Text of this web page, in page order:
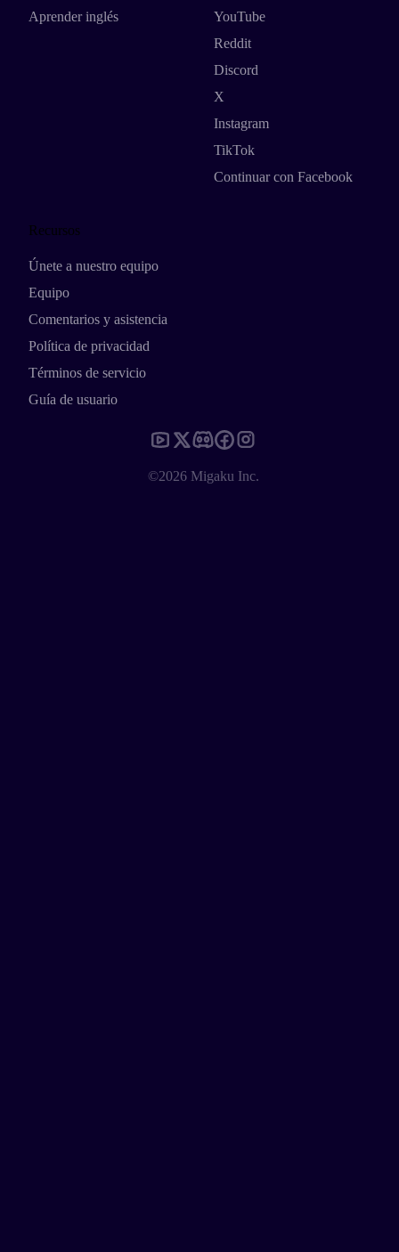
Aprender inglés
YouTube
Reddit
Discord
X
Instagram
TikTok
Continuar con Facebook
Recursos
Únete a nuestro equipo
Equipo
Comentarios y asistencia
Política de privacidad
Términos de servicio
Guía de usuario
©2026 Migaku Inc.